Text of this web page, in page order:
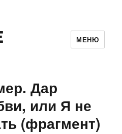
МЕНЮ
Дар
или Я не
(фрагмент)